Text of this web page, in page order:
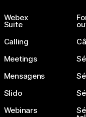
Webex
Suite
Calling
Meetings
Mensagens
Slido
Webinars